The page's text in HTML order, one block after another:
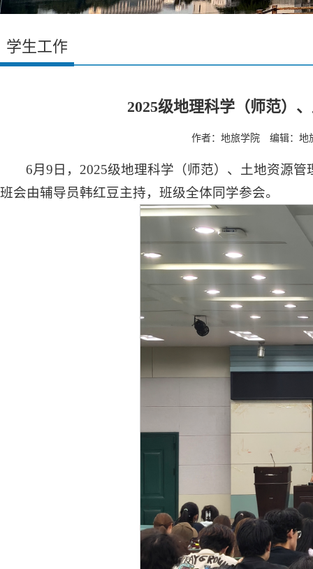
学生工作
2025级地理科学（师范）
作者：地旅学院 编辑：地
6月9日，2025级地理科学（师范）、土地资源
班会由辅导员韩红豆主持，班级全体同学参会。